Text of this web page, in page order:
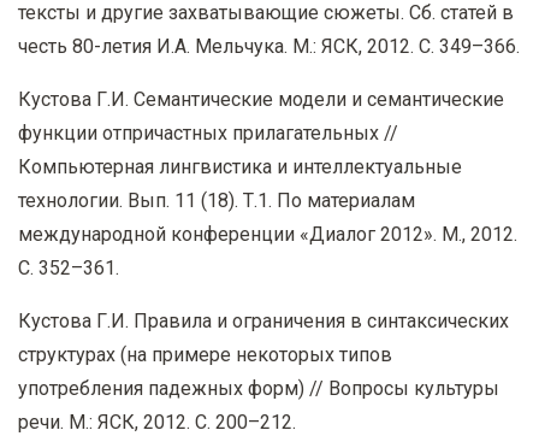
тексты и другие захватывающие сюжеты. Сб. статей в
честь 80-летия И.А. Мельчука. М.: ЯСК, 2012. С. 349–366.
Кустова Г.И. Семантические модели и семантические
функции отпричастных прилагательных //
Компьютерная лингвистика и интеллектуальные
технологии. Вып. 11 (18). Т.1. По материалам
международной конференции «Диалог 2012». М., 2012.
С. 352–361.
Кустова Г.И. Правила и ограничения в синтаксических
структурах (на примере некоторых типов
употребления падежных форм) // Вопросы культуры
речи. М.: ЯСК, 2012. С. 200–212.